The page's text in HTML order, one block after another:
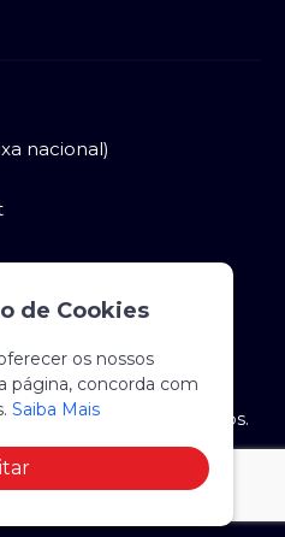
de Cookies
os nossos
página, concorda com
Saiba Mais
nacional)
12:30 e das 14:00 às
os direitos reservados.